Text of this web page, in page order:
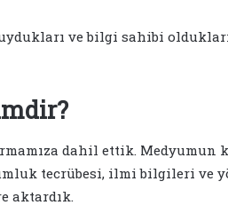
ve bilgi sahibi
dahil ettik.
tecrübesi, ilmi bilgileri ve
aktardık.